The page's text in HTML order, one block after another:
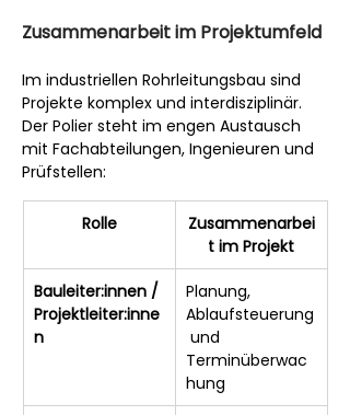
Zusammenarbeit im Projektumfeld
Im industriellen Rohrleitungsbau sind
Projekte komplex und interdisziplinär.
Der Polier steht im engen Austausch
mit Fachabteilungen, Ingenieuren und
Prüfstellen:
Rolle
Zusammenarbei
t im Projekt
Bauleiter:innen /
Projektleiter:inne
n
Planung,
Ablaufsteuerung
und
Terminüberwac
hung